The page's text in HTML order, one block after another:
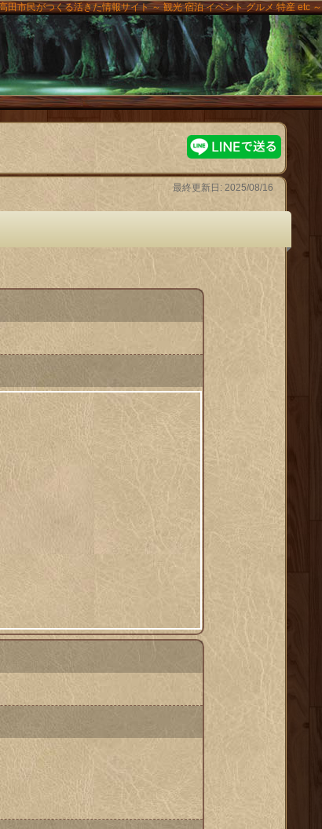
田市民がつくる活きた情報サイト ～ 観光 宿泊 イベント グルメ 特産 etc ～
最終更新日: 2025/08/16